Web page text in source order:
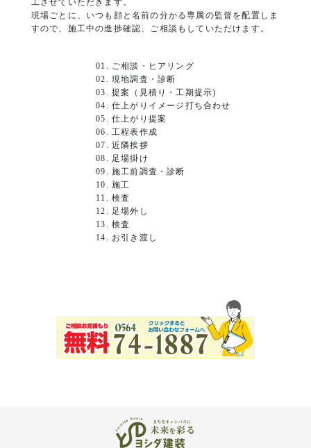
工させていただきます。
現場ごとに、いつも顔と名前の分かる専属の監督を配置しま
すので、施工中の進捗確認、ご相談もしていただけます。
01. ご相談・ヒアリング
02. 現地調査・診断
03. 提案（見積り・工期提示)
04. 仕上がりイメージ打ち合わせ
05. 仕上がり提案
06. 工程表作成
07. 近隣挨拶
08. 足場掛け
09. 施工前調査・診断
10. 施工
11. 検査
12. 足場外し
13. 検査
14. お引き渡し